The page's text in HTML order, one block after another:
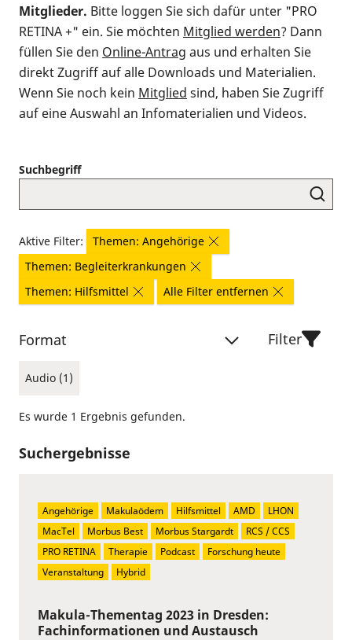
Mitglieder. Bitte loggen Sie sich dafür unter "PRO
RETINA +" ein. Sie möchten Mitglied werden? Dann
füllen Sie den Online-Antrag aus und erhalten Sie
direkt Zugriff auf alle Downloads und Materialien.
Wenn Sie noch kein Mitglied sind, haben Sie Zugriff
auf eine Auswahl an Infomaterialien und Videos.
Suchbegriff
Aktive Filter:
Themen: Angehörige
Themen: Begleiterkrankungen
Themen: Hilfsmittel
Alle Filter entfernen
Format
Audio (1)
Filter
Es wurde 1 Ergebnis gefunden.
Suchergebnisse
Makula-Thementag 2023 in Dresden:
Fachinformationen und Austausch
Angehörige Makulaödem Hilfsmittel AMD
LHON
MacTel
Morbus Best Morbus Stargardt
RCS / CCS
PRO RETINA
Therapie Podcast
Forschung heute
Veranstaltung
Hybrid